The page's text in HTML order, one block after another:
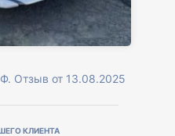
Отзыв от 13.08.2025
КЛИЕНТА